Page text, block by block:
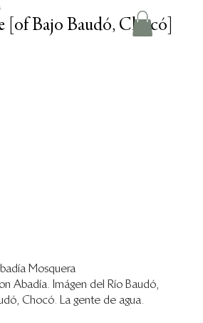
[of Bajo Baudó, Chocó]
Mosquera
Abadía. Imágen del Río Baudó,
Chocó. La gente de agua.